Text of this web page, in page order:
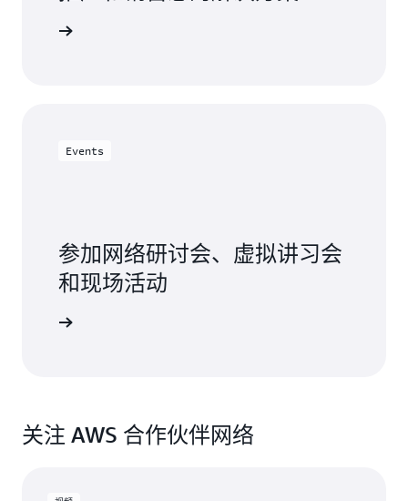
Events
参加网络研讨会、虚拟讲习会
和现场活动
关注 AWS 合作伙伴网络